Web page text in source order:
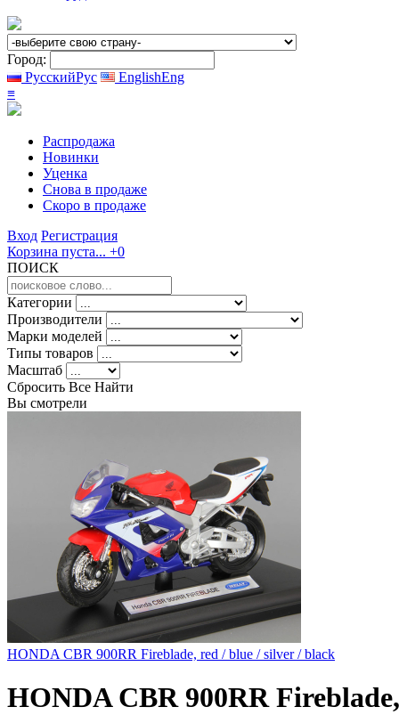
Город:
РусскийРус EnglishEng
≡
Распродажа
Новинки
Уценка
Снова в продаже
Скоро в продаже
Вход Регистрация
Корзина пуста... +0
ПОИСК
Категории
Производители
Марки моделей
Типы товаров
Масштаб
Сбросить Все Найти
Вы смотрели
HONDA CBR 900RR Fireblade, red / blue / silver / black
HONDA CBR 900RR